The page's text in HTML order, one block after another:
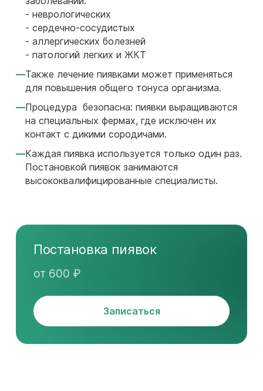
- неврологических
- сердечно-сосудистых
- аллергических болезней
- патологий легких и ЖКТ
Также лечение пиявками может применяться
для повышения общего тонуса организма.
Процедура безопасна: пиявки выращиваются
на специальных фермах, где исключен их
контакт с дикими сородичами.
Каждая пиявка используется только один раз.
Постановкой пиявок занимаются
высококвалифицированные специалисты.
Постановка пиявок
от 600 ₽
Записаться